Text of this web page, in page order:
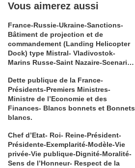
Vous aimerez aussi
France-Russie-Ukraine-Sanctions-
Bâtiment de projection et de
commandement (Landing Helicopter
Dock) type Mistral- Vladivostok-
Marins Russe-Saint Nazaire-Scenario
Dette publique de la France-
Présidents-Premiers Ministres-
Ministre de l’Economie et des
Finances- Blancs bonnets et Bonnets
blancs.
Chef d’Etat- Roi- Reine-Président-
Présidente-Exemplarité-Modèle-Vie
privée-Vie publique-Dignité-Moralité-
Sens de l’Honneur- Respect de la